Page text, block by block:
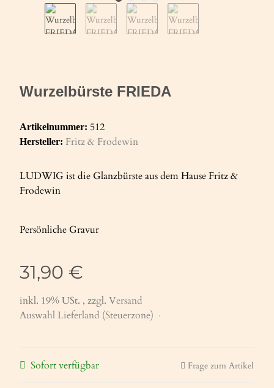
Wurzelbürste FRIEDA
Artikelnummer: 512
Hersteller: Fritz & Frodewin
LUDWIG ist die Glanzbürste aus dem Hause Fritz &
Frodewin
Persönliche Gravur
31,90 €
inkl. 19% USt. , zzgl. Versand
Auswahl Lieferland (Steuerzone)
Sofort verfügbar Frage zum Artikel